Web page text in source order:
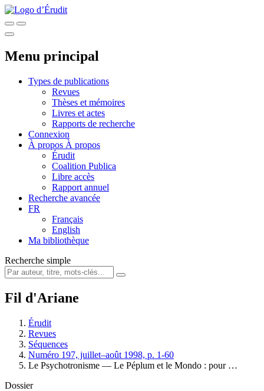
Menu principal
Types de publications
Revues
Thèses et mémoires
Livres et actes
Rapports de recherche
Connexion
À propos À propos
Érudit
Coalition Publica
Libre accès
Rapport annuel
Recherche avancée
FR
Français
English
Ma bibliothèque
Recherche simple
Fil d'Ariane
Érudit
Revues
Séquences
Numéro 197, juillet–août 1998, p. 1-60
Le Psychotronisme — Le Péplum et le Mondo : pour …
Dossier